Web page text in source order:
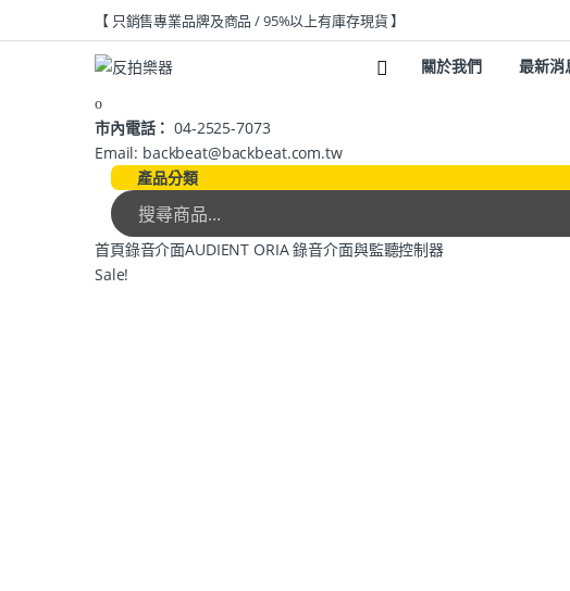
【 只銷售專業品牌及商品 / 95%以上有庫存現貨 】
關於我們 最新消
市內電話： 04-2525-7073
Email: backbeat@backbeat.com.tw
產品分類
首頁錄音介面AUDIENT ORIA 錄音介面與監聽控制器
Sale!